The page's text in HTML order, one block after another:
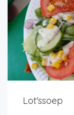
Lot'ssoep